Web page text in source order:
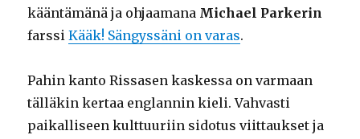
kääntämänä ja ohjaamana Michael Parkerin
farssiKääk! Sängyssäni on varas.
Pahin kanto Rissasen kaskessa on varmaan
tälläkin kertaa englannin kieli. Vahvasti
paikalliseen kulttuuriin sidotus viittaukset ja